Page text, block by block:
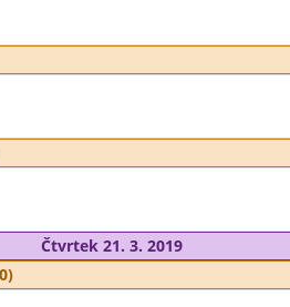
Čtvrtek 21. 3. 2019